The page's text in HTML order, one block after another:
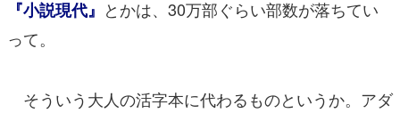
『小説現代』 とかは、30万部ぐらい部数が落ちてい
って。
そういう大人の活字本に代わるものというか。アダ